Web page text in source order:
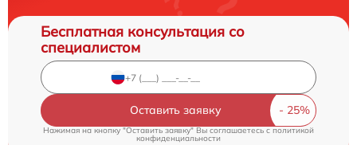
Бесплатная консультация со
специалистом
Оставить заявку
Нажимая на кнопку "Оставить заявку" Вы соглашаетесь c политикой
конфиденциальности